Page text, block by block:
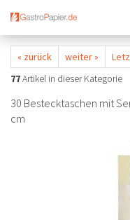
« zurück weiter »
77Artikel in dieser Kategorie
30 Bestecktaschen mit
cm